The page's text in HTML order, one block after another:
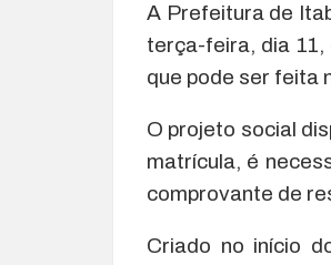
A Prefeitura de
terça-feira, dia
que pode ser feita
O projeto social
matrícula, é
comprovante de
Criado no início